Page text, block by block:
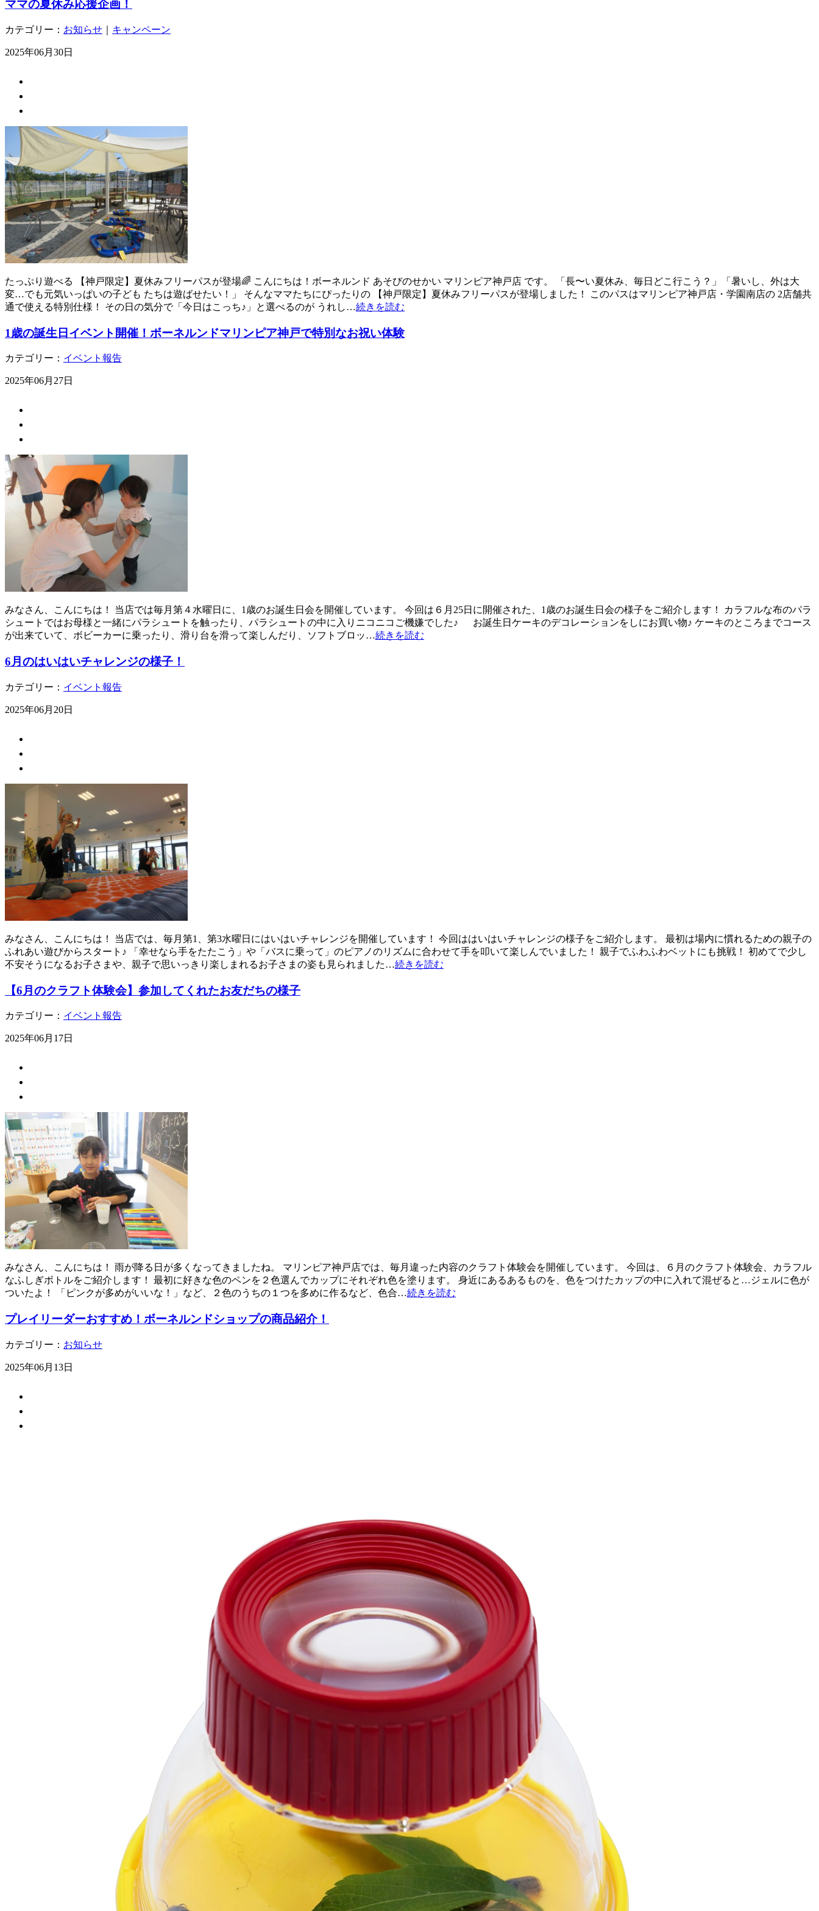
ママの夏休み応援企画！
カテゴリー： お知らせ キャンペーン
2025年06月30日
たっぷり遊べる 【神戸限定】夏休みフリーパスが登場🌈 こんにちは！ボーネルンド あそびのせかい マリンピア神戸店 です。 「長〜い夏休み、毎日どこ行こう？」「暑いし、外は大
変…でも元気いっぱいの子ども たちは遊ばせたい！」 そんなママたちにぴったりの 【神戸限定】夏休みフリーパスが登場しました！ このパスはマリンピア神戸店・学園南店の 2店舗共
通で使える特別仕様！ その日の気分で「今日はこっち♪」と選べるのが うれし…続きを読む
1歳の誕生日イベント開催！ボーネルンドマリンピア神戸で特別なお祝い体験
カテゴリー： イベント報告
2025年06月27日
みなさん、こんにちは！ 当店では毎月第４水曜日に、1歳のお誕生日会を開催しています。 今回は６月25日に開催された、1歳のお誕生日会の様子をご紹介します！ カラフルな布のパラ
シュートではお母様と一緒にパラシュートを触ったり、パラシュートの中に入りニコニコご機嫌でした♪ お誕生日ケーキのデコレーションをしにお買い物♪ ケーキのところまでコース
が出来ていて、ボビーカーに乗ったり、滑り台を滑って楽しんだり、ソフトブロッ…続きを読む
6月のはいはいチャレンジの様子！
カテゴリー： イベント報告
2025年06月20日
みなさん、こんにちは！ 当店では、毎月第1、第3水曜日にはいはいチャレンジを開催しています！ 今回ははいはいチャレンジの様子をご紹介します。 最初は場内に慣れるための親子の
ふれあい遊びからスタート♪ 「幸せなら手をたたこう」や「バスに乗って」のピアノのリズムに合わせて手を叩いて楽しんでいました！ 親子でふわふわベットにも挑戦！ 初めてで少し
不安そうになるお子さまや、親子で思いっきり楽しまれるお子さまの姿も見られました…続きを読む
【6月のクラフト体験会】参加してくれたお友だちの様子
カテゴリー： イベント報告
2025年06月17日
みなさん、こんにちは！ 雨が降る日が多くなってきましたね。 マリンピア神戸店では、毎月違った内容のクラフト体験会を開催しています。 今回は、６月のクラフト体験会、カラフル
なふしぎボトルをご紹介します！ 最初に好きな色のペンを２色選んでカップにそれぞれ色を塗ります。 身近にあるあるものを、色をつけたカップの中に入れて混ぜると…ジェルに色が
ついたよ！ 「ピンクが多めがいいな！」など、２色のうちの１つを多めに作るなど、色合…続きを読む
プレイリーダーおすすめ！ボーネルンドショップの商品紹介！
カテゴリー： お知らせ
2025年06月13日